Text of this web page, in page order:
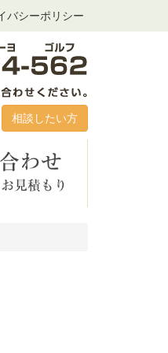
バシーポリシー
相談したい方